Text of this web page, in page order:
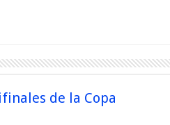
de la Copa